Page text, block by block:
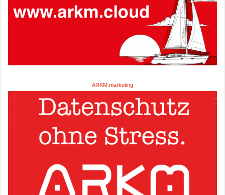
ARKM.marketing